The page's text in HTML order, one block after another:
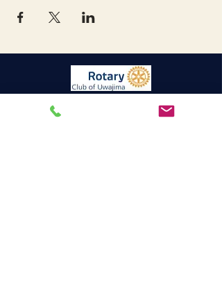
宇和島ロータリークラブ